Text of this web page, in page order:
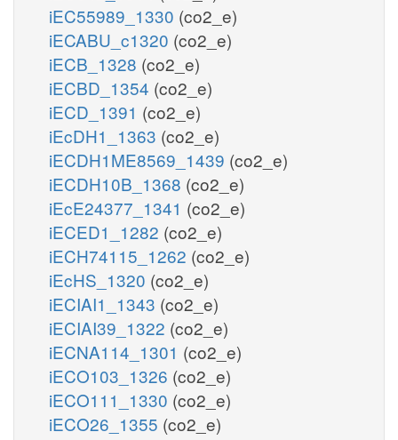
iEC55989_1330 (co2_e)
iECABU_c1320 (co2_e)
iECB_1328 (co2_e)
iECBD_1354 (co2_e)
iECD_1391 (co2_e)
iEcDH1_1363 (co2_e)
iECDH1ME8569_1439 (co2_e)
iECDH10B_1368 (co2_e)
iEcE24377_1341 (co2_e)
iECED1_1282 (co2_e)
iECH74115_1262 (co2_e)
iEcHS_1320 (co2_e)
iECIAI1_1343 (co2_e)
iECIAI39_1322 (co2_e)
iECNA114_1301 (co2_e)
iECO103_1326 (co2_e)
iECO111_1330 (co2_e)
iECO26_1355 (co2_e)